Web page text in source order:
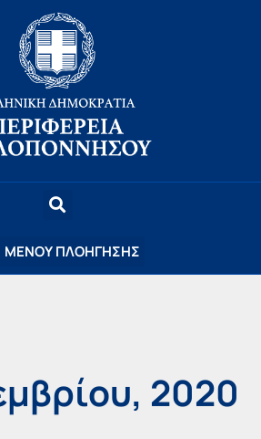
2020